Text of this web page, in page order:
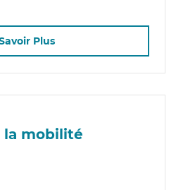
Plus
la mobilité